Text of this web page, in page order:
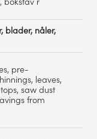
blader, nåler,
pre-
leaves,
saw dust
from